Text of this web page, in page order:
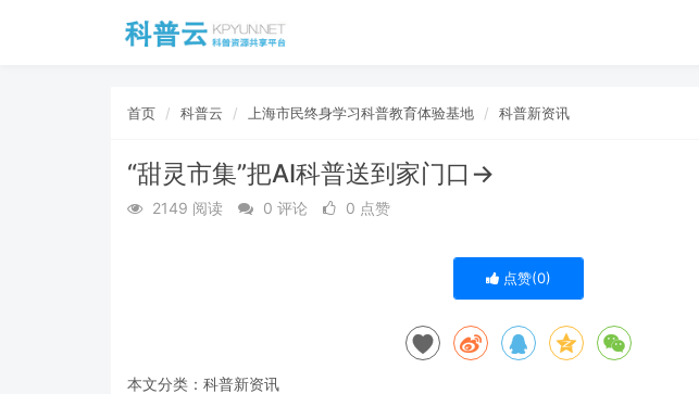
首页 科普云 上海市民终身学习科普教育体验基地 科普新资讯
“甜灵市集”把AI科普送到家门口→
2149 阅读 0 评论 0 点赞
点赞(0)
本文分类： 科普新资讯